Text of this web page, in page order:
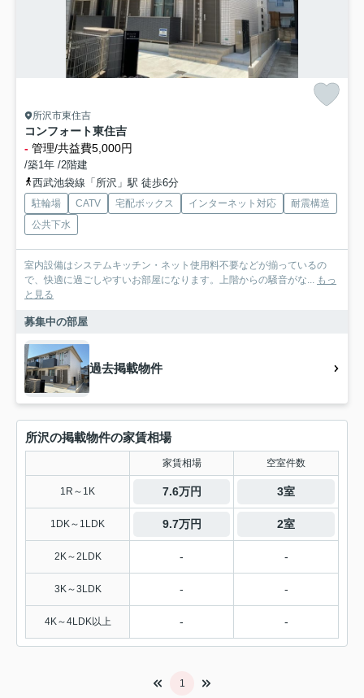
所沢市東住吉
コンフォート東住吉
- 管理/共益費5,000円
/築1年 /2階建
西武池袋線「所沢」駅 徒歩6分
駐輪場 CATV 宅配ボックス インターネット対応
耐震構造
公共下水
室内設備はシステムキッチン・ネット使用料不要などが揃っているの
で、快適に過ごしやすいお部屋になります。上階からの騒音がな... もっ
と見る
募集中の部屋
過去掲載物件
所沢の掲載物件の家賃相場
家賃相場 空室件数
1R～1K 7.6万円 3室
1DK～1LDK 9.7万円 2室
2K～2LDK - -
3K～3LDK - -
4K～4LDK以上 - -
1